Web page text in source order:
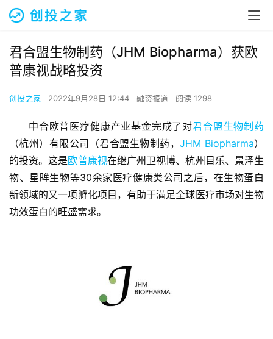
君合盟生物制药（JHM Biopharma）获欧
普康视战略投资
创投之家 2022年9月28日 12:44 融资报道 阅读 1298
中合欧普医疗健康产业基金完成了对君合盟生物制药
（杭州）有限公司（君合盟生物制药，JHM Biopharma）
的投资。这是欧普康视在继广州卫视博、杭州目乐、景泽生
物、星眸生物等30余家医疗健康类公司之后，在生物蛋白
新领域的又一项孵化项目，有助于满足全球医疗市场对生物
功效蛋白的旺盛需求。